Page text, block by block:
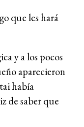
que les hará
y a los pocos
aparecieron
había
de saber que